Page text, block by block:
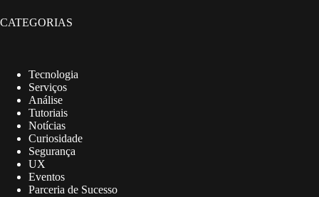
CATEGORIAS
Tecnologia
Serviços
Análise
Tutoriais
Notícias
Curiosidade
Segurança
UX
Eventos
Parceria de Sucesso